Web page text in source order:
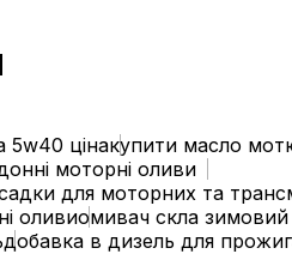
5w40 цінакупити масло
моторні оливи
для моторних та
оливиомивач скла
добавка в дизель для